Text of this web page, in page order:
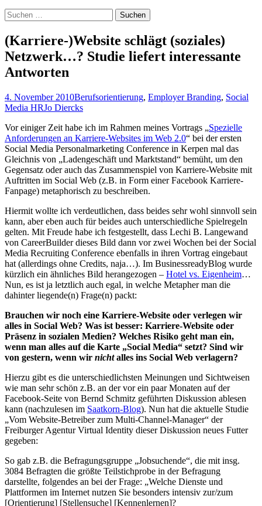
Suchen
nach:
(Karriere-)Website schlägt (soziales)
Netzwerk…? Studie liefert interessante
Antworten
4. November 2010Berufsorientierung, Employer Branding, Social
Media HRJo Diercks
Vor einiger Zeit habe ich im Rahmen meines Vortrags „Spezielle
Anforderungen an Karriere-Websites im Web 2.0“ bei der ersten
Social Media Personalmarketing Conference in Kerpen mal das
Gleichnis von „Ladengeschäft und Marktstand“ bemüht, um den
Gegensatz oder auch das Zusammenspiel von Karriere-Website mit
Auftritten im Social Web (z.B. in Form einer Facebook Karriere-
Fanpage) metaphorisch zu beschreiben.
Hiermit wollte ich verdeutlichen, dass beides sehr wohl sinnvoll sein
kann, aber eben auch für beides auch unterschiedliche Spielregeln
gelten. Mit Freude habe ich festgestellt, dass Lechi B. Langewand
von CareerBuilder dieses Bild dann vor zwei Wochen bei der Social
Media Recruiting Conference ebenfalls in ihren Vortrag eingebaut
hat (allerdings ohne Credits, naja…). Im BusinessreadyBlog wurde
kürzlich ein ähnliches Bild herangezogen – Hotel vs. Eigenheim…
Nun, es ist ja letztlich auch egal, in welche Metapher man die
dahinter liegende(n) Frage(n) packt:
Brauchen wir noch eine Karriere-Website oder verlegen wir
alles in Social Web? Was ist besser: Karriere-Website oder
Präsenz in sozialen Medien? Welches Risiko geht man ein,
wenn man alles auf die Karte „Social Media“ setzt? Sind wir
von gestern, wenn wir nichtalles ins Social Web verlagern?
Hierzu gibt es die unterschiedlichsten Meinungen und Sichtweisen
wie man sehr schön z.B. an der vor ein paar Monaten auf der
Facebook-Seite von Bernd Schmitz geführten Diskussion ablesen
kann (nachzulesen im Saatkorn-Blog). Nun hat die aktuelle Studie
„Vom Website-Betreiber zum Multi-Channel-Manager“ der
Freiburger Agentur Virtual Identity dieser Diskussion neues Futter
gegeben:
So gab z.B. die Befragungsgruppe „Jobsuchende“, die mit insg.
3084 Befragten die größte Teilstichprobe in der Befragung
darstellte, folgendes an bei der Frage: „Welche Dienste und
Plattformen im Internet nutzen Sie besonders intensiv zur/zum
[Orientierung] [Stellensuche] [Kennenlernen]?